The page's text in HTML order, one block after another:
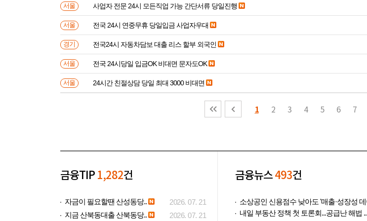
서울 사업자 전문 24시 모든직업 가능 간단서류 당일진행
서울 전국 24시 연중무휴 당일입금 사업자우대
경기 전국24시 자동차담보 대출 리스 할부 외국인
서울 전국 24시당일 입금OK 비대면 문자도OK
서울 24시간 친절상담 당일 최대 3000 비대면
1 2 3 4 5 6 7
금융TIP 1,282건
자금이 필요할땐 산성동당..
2026. 07. 21
지금 산북동대출 산북동당..
2026. 07. 21
금융뉴스493건
내일 부동산 정책 첫 토론회...공급난 해법 ..